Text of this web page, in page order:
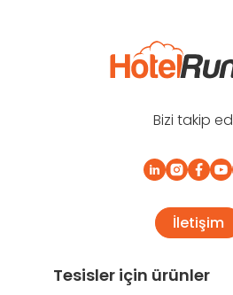
Bizi takip
İletişim
Tesisler için ürünler